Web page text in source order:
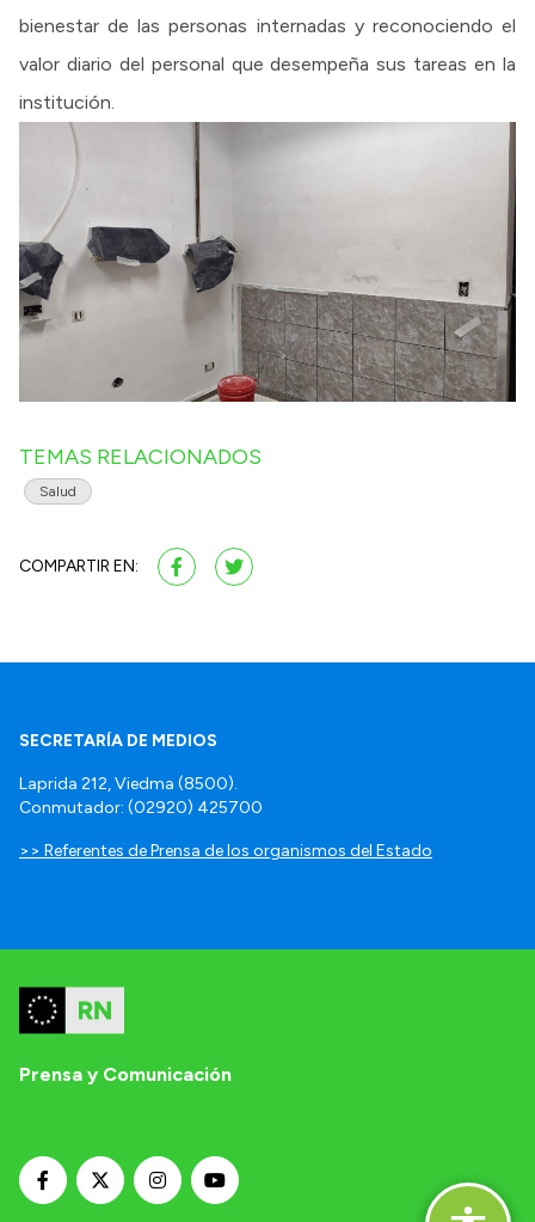
bienestar de las personas internadas y reconociendo el
valor diario del personal que desempeña sus tareas en la
institución.
TEMAS RELACIONADOS
Salud
COMPARTIR EN:
SECRETARÍA DE MEDIOS
Laprida 212, Viedma (8500).
Conmutador: (02920) 425700
>> Referentes de Prensa de los organismos del Estado
Prensa y Comunicación